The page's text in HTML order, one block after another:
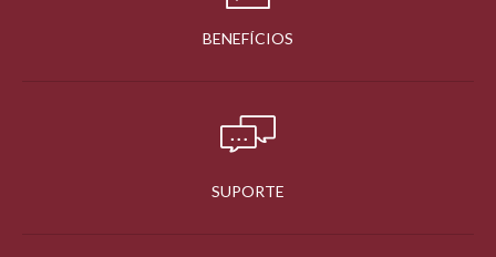
BENEFÍCIOS
SUPORTE